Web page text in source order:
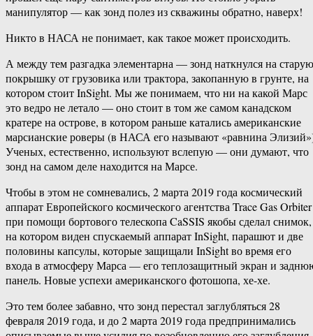
манипулятор — как зонд полез из скважины обратно, наверх!
Никто в НАСА не понимает, как такое может происходить.
А между тем разгадка элементарна — зонд наткнулся на старую
покрышку от грузовика или трактора, закопанную в грунте, на
котором стоит InSight. Мы же понимаем, что ни на какой Марс
это ведро не летало — оно стоит в том же самом канадском
кратере на острове, в котором раньше катались американские
марсианские роверы (в НАСА его называют «равнина
Ученых, естественно, используют вслепую — они думают, что
зонд на самом деле находится на Марсе.
Чтобы в этом не сомневались, 2 марта 2019 года космический
аппарат Европейского космического агентства Trace Gas Orbiter
при помощи бортового телескопа CaSSIS якобы сделал снимок,
на котором виден спускаемый аппарат InSight, парашют и две
половины капсулы, которые защищали InSight во время его
входа в атмосферу Марса — его теплозащитный экран и
панель. Новые успехи американского фотошопа, хе-хе.
Это тем более забавно, что зонд перестал заглубляться 28
февраля 2019 года, и до 2 марта 2019 года предпринимались